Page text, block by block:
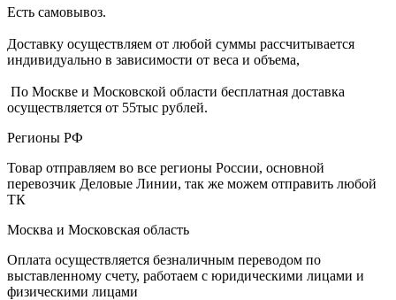
Есть самовывоз.
Доставку осуществляем от любой суммы рассчитывается
индивидуально в зависимости от веса и объема,
По Москве и Московской области бесплатная доставка
осуществляется от 55тыс рублей.
Регионы РФ
Товар отправляем во все регионы России, основной
перевозчик Деловые Линии, так же можем отправить любой
ТК
Москва и Московская область
Оплата осуществляется безналичным переводом по
выставленному счету, работаем с юридическими лицами и
физическими лицами